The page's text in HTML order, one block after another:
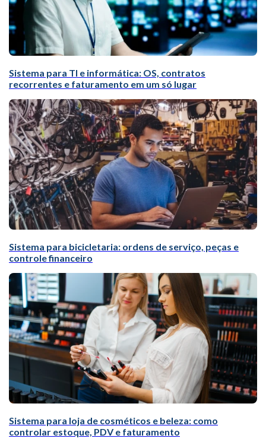
Sistema para TI e informática: OS, contratos
recorrentes e faturamento em um só lugar
Sistema para bicicletaria: ordens de serviço, peças e
controle financeiro
Sistema para loja de cosméticos e beleza: como
controlar estoque, PDV e faturamento